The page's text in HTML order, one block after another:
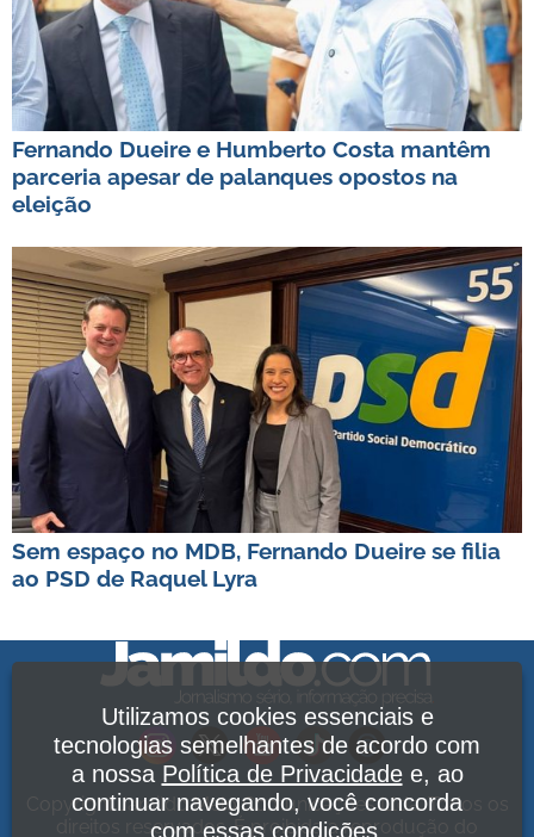
Fernando Dueire e Humberto Costa mantêm
parceria apesar de palanques opostos na
eleição
Sem espaço no MDB, Fernando Dueire se filia
ao PSD de Raquel Lyra
Copyright Jamildo Melo Comunicações Ltda. Todos os
direitos reservados. É proibida a reprodução do
Utilizamos cookies essenciais e
tecnologias semelhantes de acordo com
a nossa Política de Privacidadee, ao
continuar navegando, você concorda
com essas condições.